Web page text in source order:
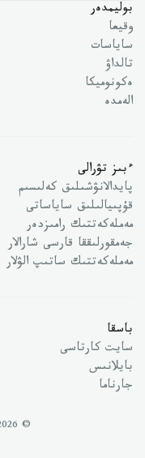
بوليمدەر
وقيعا
ساياسات
تالداۋ
ەكونوميكا
الەمدە
ءبىز تۋرالى
پايدالانۋشىلىق كەلىسىم
قۇپىيالىلىق ساياساتى
مەملەكەتتىك رامىزدەر
جەمقورلىققا قارسى شارالار
مەملەكەتتىك ساتىپ الۋلار
باسقا
سايت كارتاسى
بايلانىس
جارناما
© 2026 «KAZINFORM» حاق